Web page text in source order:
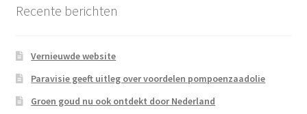
Affiliate inlog
Affiliate inlog
Recente berichten
Vernieuwde website
Paravisie geeft uitleg over voordelen pompoenzaadolie
Groen goud nu ook ontdekt door Nederland